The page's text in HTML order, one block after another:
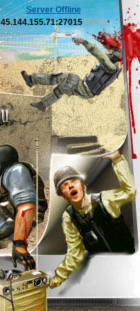
Server Offline
45.144.155.71:27015 [OFF]